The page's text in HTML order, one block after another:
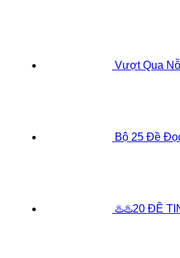
Vượt Qua
Bộ 25 Đề
♨️♨️20 ĐỀ